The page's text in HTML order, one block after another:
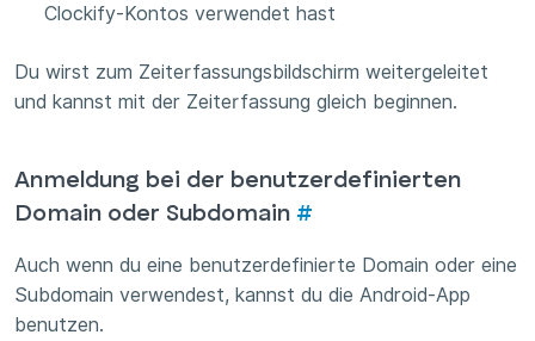
Clockify-Kontos verwendet hast
Du wirst zum Zeiterfassungsbildschirm weitergeleitet
und kannst mit der Zeiterfassung gleich beginnen.
Anmeldung bei der benutzerdefinierten
Domain oder Subdomain #
Auch wenn du eine benutzerdefinierte Domain oder eine
Subdomain verwendest, kannst du die Android-App
benutzen.